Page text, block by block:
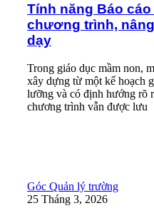
Tính năng Báo
chương trình,
dạy
Trong giáo dục mầm non,
xây dựng từ một kế hoạch
lưỡng và có định hướng rõ
chương trình vẫn được lưu
Chuẩn hóa dữ liệu giáo
Góc Quản lý trường
25 Tháng 3, 2026